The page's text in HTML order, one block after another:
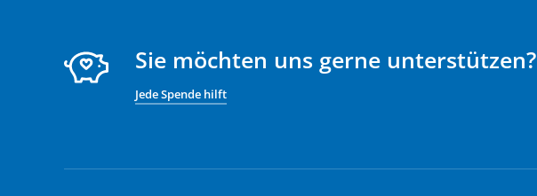
Sie möchten uns gerne unterstützen?
Jede Spende hilft